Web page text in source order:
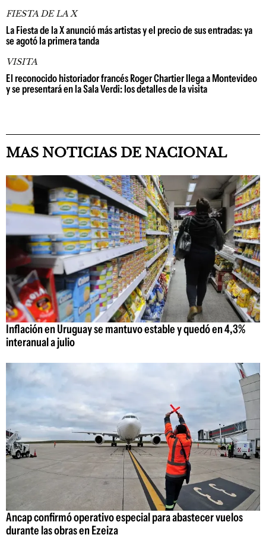
FIESTA DE LA X
La Fiesta de la X anunció más artistas y el precio de sus entradas: ya
se agotó la primera tanda
VISITA
El reconocido historiador francés Roger Chartier llega a Montevideo
y se presentará en la Sala Verdi: los detalles de la visita
MAS NOTICIAS DE NACIONAL
Inflación en Uruguay se mantuvo estable y quedó en 4,3%
interanual a julio
Ancap confirmó operativo especial para abastecer vuelos
durante las obras en Ezeiza